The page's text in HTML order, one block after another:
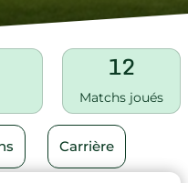
12
Matchs joués
Carrière